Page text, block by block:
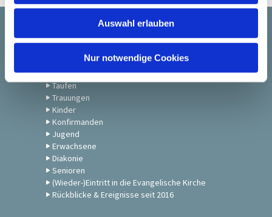
Auswahl erlauben
Nur notwendige Cookies
Startseite
Gemeindeleben
Taufen
Trauungen
Kinder
Konfirmanden
Jugend
Erwachsene
Diakonie
Senioren
(Wieder-)Eintritt in die Evangelische Kirche
Rückblicke & Ereignisse seit 2016